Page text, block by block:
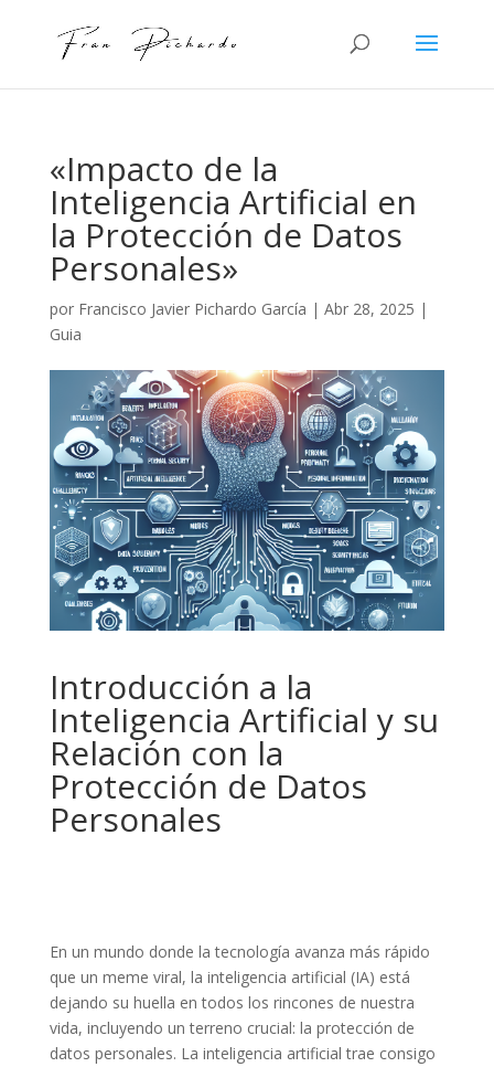
«Impacto de la
Inteligencia Artificial en
la Protección de Datos
Personales»
por Francisco Javier Pichardo García | Abr 28, 2025 |
Guia
Introducción a la
Inteligencia Artificial y su
Relación con la
Protección de Datos
Personales
En un mundo donde la tecnología avanza más rápido
que un meme viral, la inteligencia artificial (IA) está
dejando su huella en todos los rincones de nuestra
vida, incluyendo un terreno crucial: la protección de
datos personales. La inteligencia artificial trae consigo